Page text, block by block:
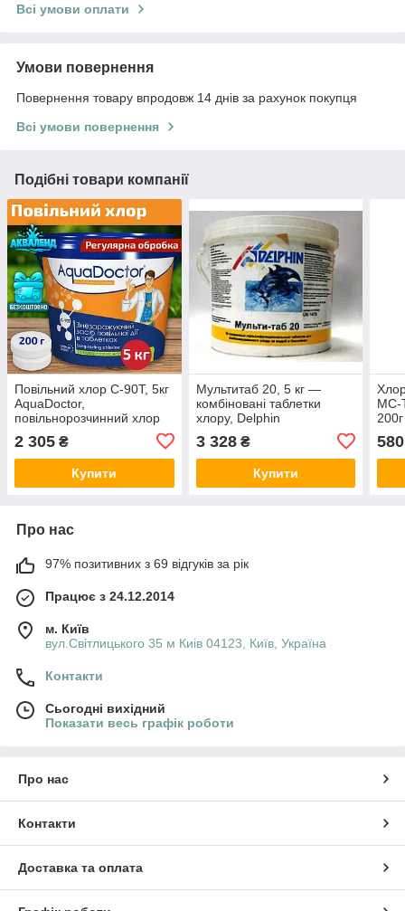
Всі умови оплати
Умови повернення
Повернення товару впродовж 14 днів за рахунок покупця
Всі умови повернення
Подібні товари компанії
Повільний хлор C-90Т, 5кг
AquaDoctor,
повільнорозчинний хлор
для басейну (дезінфікант
повільної дії) в таблетках
200г, Аквадоктор
2 305 ₴
Купити
Мультитаб 20, 5 кг —
комбіновані таблетки
хлору, Delphin
3 328₴
Купити
MC-
580
Про нас
97% позитивних з 69 відгуків за рік
Працює з 24.12.2014
м. Київ
вул.Світлицького 35 м Киів 04123, Київ, Україна
Контакти
Сьогодні вихідний
Показати весь графік роботи
Про нас
Контакти
Доставка та оплата